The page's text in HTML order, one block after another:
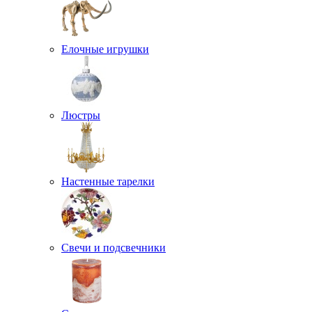
Елочные игрушки
Люстры
Настенные тарелки
Свечи и подсвечники